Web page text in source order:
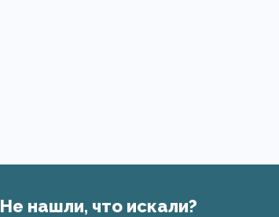
Не нашли, что искали?